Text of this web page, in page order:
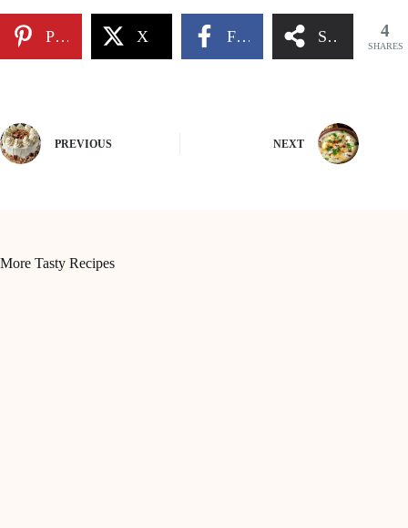
Pinterest X Facebook Share 4
SHARES
PREVIOUS NEXT
More Tasty Recipes